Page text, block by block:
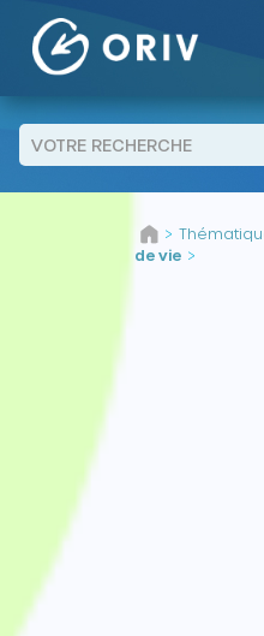
>
de vie >
Panneau de gestion des